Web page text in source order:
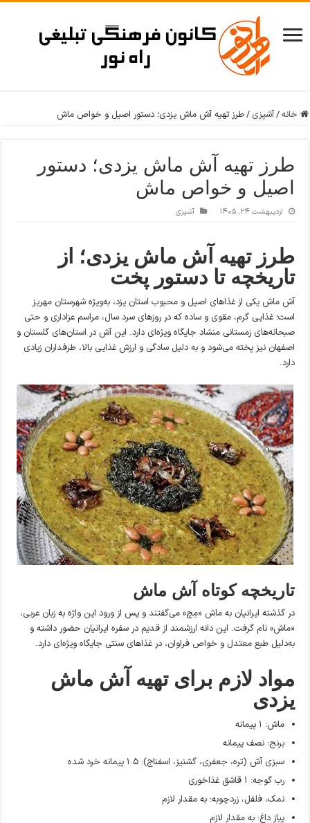
خانه/آشپزی /طرز تهیه آش ماش یزدی؛ دستور اصیل و خواص ماش
طرز تهیه آش ماش یزدی؛ دستور
اصیل و خواص ماش
اردیبهشت ۲۴, ۱۴۰۵ آشپزی
طرز تهیه آش ماش یزدی؛ از
تاریخچه تا دستور پخت
آش ماش یکی از غذاهای اصیل و محبوب استان یزد، به‌ویژه شهرستان مهریز
است؛ غذایی گرم، مقوی و ساده که در روزهای سرد سال، مراسم عزاداری و حتی
صبحانه‌های زمستانی منشاد جایگاه ویژه‌ای دارد. این آش در استان‌های گلستان و
اصفهان نیز پخته می‌شود و به دلیل سادگی و ارزش غذایی بالا، طرفداران زیادی
دارد.
تاریخچه کوتاه آش ماش
در گذشته ایرانیان به ماش «مِچ» می‌گفتند و پس از ورود این واژه به زبان عربی،
«ماش» نام گرفت. این دانه ارزشمند از قدیم در سفره ایرانیان حضور داشته و
به‌دلیل طبع معتدل و خواص فراوان، در غذاهای سنتی جایگاه ویژه‌ای دارد.
مواد لازم برای تهیه آش ماش
یزدی
ماش: ۱ پیمانه
برنج: نصف پیمانه
سبزی آش (تره، جعفری، گشنیز، اسفناج): ۱.۵ پیمانه خرد شده
رب گوجه: ۱ قاشق غذاخوری
نمک، فلفل، زردچوبه: به مقدار لازم
پیاز داغ: به مقدار لازم